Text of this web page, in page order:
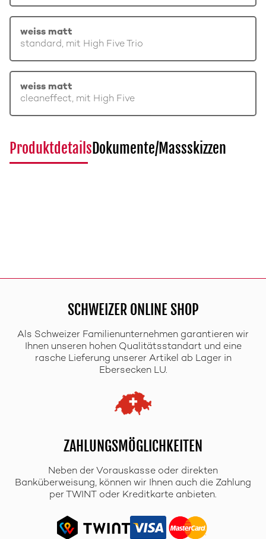
weiss matt
standard, mit High Five Trio
weiss matt
cleaneffect, mit High Five
ProduktdetailsDokumente/Massskizzen
SCHWEIZER ONLINE SHOP
Als Schweizer Familienunternehmen garantieren wir
Ihnen unseren hohen Qualitätsstandart und eine
rasche Lieferung unserer Artikel ab Lager in
Ebersecken LU.
ZAHLUNGSMÖGLICHKEITEN
Neben der Vorauskasse oder direkten
Banküberweisung, können wir Ihnen auch die Zahlung
per TWINT oder Kreditkarte anbieten.